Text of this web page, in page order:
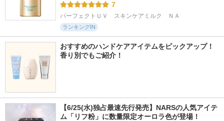
7
パーフェクトＵＶ　スキンケアミルク　ＮＡ
ランキングIN
おすすめのハンドケアアイテムをピックアップ！
香り別でもご紹介！
【6/25(水)独占最速先行発売】NARSの人気アイテ
ム「リフ粉」に数量限定オーロラ色が登場！